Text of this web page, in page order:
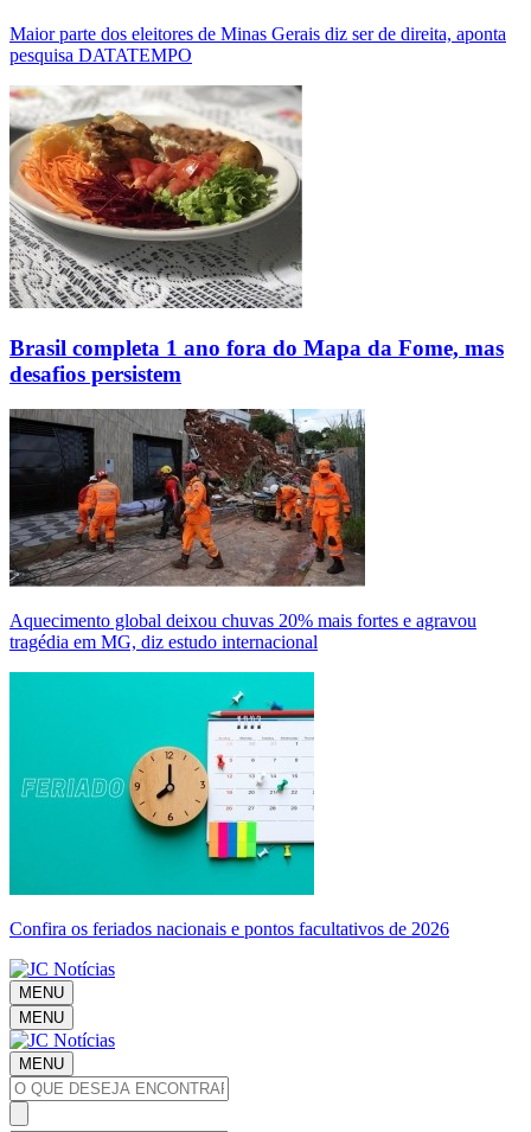
Maior parte dos eleitores de Minas Gerais diz ser de direita, aponta
pesquisa DATATEMPO
Brasil completa 1 ano fora do Mapa da Fome, mas
desafios persistem
Aquecimento global deixou chuvas 20% mais fortes e agravou
tragédia em MG, diz estudo internacional
Confira os feriados nacionais e pontos facultativos de 2026
MENU
MENU
MENU